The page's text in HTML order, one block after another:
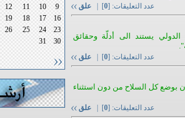
عدد التعليقات: [0
] | علق
الدولي يستند الى أدلّة وحقائق
عدد التعليقات: [0
] | علق
كل السلاح من دون استثناء
عدد التعليقات: [0
] | علق
9
10
11
12
16
17
18
19
23
24
25
26
30
31